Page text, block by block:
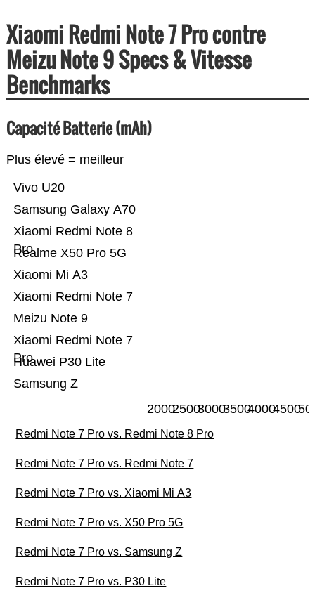
Xiaomi Redmi Note 7 Pro contre
Meizu Note 9 Specs & Vitesse
Benchmarks
Capacité Batterie (mAh)
Plus élevé = meilleur
Samsung Z
Huawei P30 Lite
Xiaomi Redmi Note 7
Pro
Meizu Note 9
Xiaomi Redmi Note 7
Xiaomi Mi A3
Realme X50 Pro 5G
Xiaomi Redmi Note 8
Pro
Samsung Galaxy A70
Vivo U20
200025003000350040004500
Redmi Note 7 Pro vs. Redmi Note 8 Pro
Redmi Note 7 Pro vs. Redmi Note 7
Redmi Note 7 Pro vs. Xiaomi Mi A3
Redmi Note 7 Pro vs. X50 Pro 5G
Redmi Note 7 Pro vs. Samsung Z
Redmi Note 7 Pro vs. P30 Lite